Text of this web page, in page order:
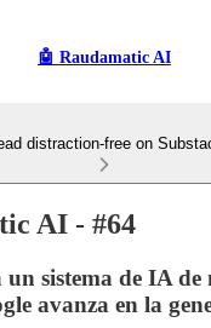
🤖 Raudamatic AI
distraction-free on
AI - #64
sistema de IA de
avanza en la